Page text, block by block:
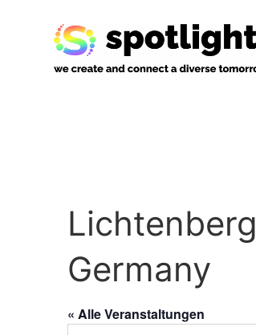
Germany
« Alle Veranstaltungen